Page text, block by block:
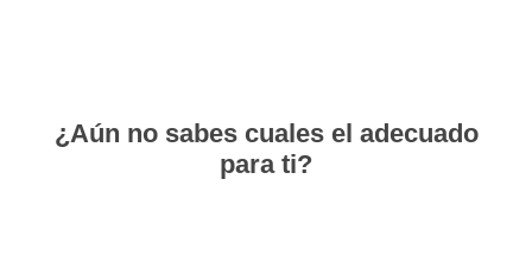
¿Aún no sabes cuales el adecuado
para ti?